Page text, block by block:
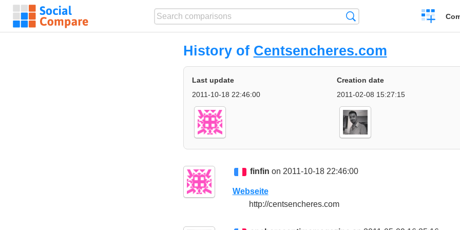
Create
a
History of Centsencheres.com
Last update
2011-10-18 22:46:00
Creation date
2011-02-08 15:27:15
finfin on 2011-10-18 22:46:00
Webseite
http://centsencheres.com